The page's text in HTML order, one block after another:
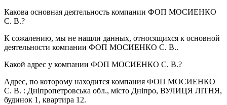
Какова основная деятельность компании ФОП МОСИЕНКО
С. В.?
К сожалению, мы не нашли данных, относящихся к основной
деятельности компании ФОП МОСИЕНКО С. В..
Какой адрес у компании ФОП МОСИЕНКО С. В.?
Адрес, по которому находится компания ФОП МОСИЕНКО
С. В. : Дніпропетровська обл., місто Дніпро, ВУЛИЦЯ ЛІТНЯ,
будинок 1, квартира 12.